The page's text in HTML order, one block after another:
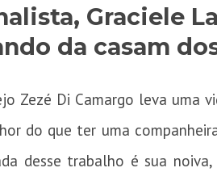
Graciele
da casam
Zezé Di Camargo leva uma
do que ter uma
desse trabalho é sua